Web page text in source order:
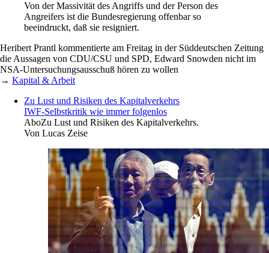
Von der Massivität des Angriffs und der Person des
Angreifers ist die Bundesregierung offenbar so
beeindruckt, daß sie resigniert.
Heribert Prantl kommentierte am Freitag in der Süddeutschen Zeitung
die Aussagen von CDU/CSU und SPD, Edward Snowden nicht im
NSA-Untersuchungsausschuß hören zu wollen
→ Kapital & Arbeit
Zu Lust und Risiken des Kapitalverkehrs
IWF-Selbstkritik wie immer folgenlos
AboZu Lust und Risiken des Kapitalverkehrs.
Von Lucas Zeise